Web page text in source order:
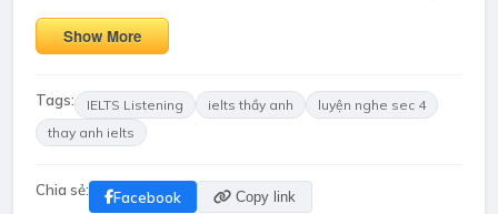
Show More
Tags: IELTS Listening ielts thầy anh
luyện nghe sec 4
thay anh ielts
Chia sẻ: Facebook Copy link